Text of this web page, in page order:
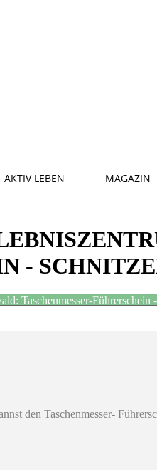
AKTIV LEBEN MAGAZIN
-
Taschenmesser-
den Taschenmesser-